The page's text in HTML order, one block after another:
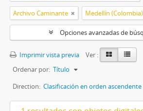
Archivo Caminante Medellín (Colombia)
Opciones avanzadas de
Imprimir vista previa
Ver :
Ordenar por: Título
Direction: Clasificación en orden ascendente